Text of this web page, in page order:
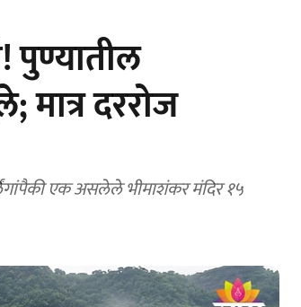
पुण्यातील
मात्र दररोज
एक असलेले भीमाशंकर मंदिर १५